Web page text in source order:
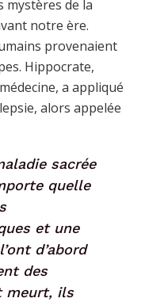
mystères de la
notre ère.
provenaient
Hippocrate,
a appliqué
alors appelée
sacrée
quelle
et une
d’abord
des
meurt, ils